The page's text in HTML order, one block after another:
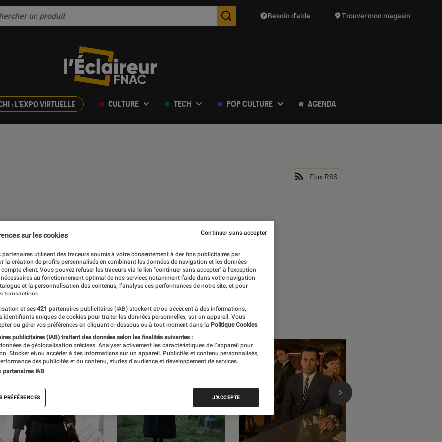
Des suggestions de produits vont vous être proposées
Besoin d’aide Trouver mon magasin
: L'EXPO VIRTUELLE CULTURE TECH POP CULTURE AGENDA
Flux RSS
Fnac. Découvrez les sorties, des
des critiques, mais aussi des
des enquêtes.
sur les cookies
partenaires utilisent des traceurs soumis à votre consentement à des fins publicitaires par
la création de profils personnalisés en combinant les données de navigation et les données
compte client. Vous pouvez refuser les traceurs via le lien "continuer sans accepter" à l’exception
au fonctionnement optimal de nos services notamment l’aide dans votre navigation
et la personnalisation des contenus, l’analyse des performances de notre site, et pour
transactions.
et ses 421 partenaires publicitaires (IAB) stockent et/ou accèdent à des informations,
identifiants uniques de cookies pour traiter les données personnelles, sur un appareil. Vous
ou gérer vos préférences en cliquant ci-dessous ou à tout moment dans la Politique Cookies.
publicitaires (IAB) traitent des données selon les finalités suivantes :
de géolocalisation précises. Analyser activement les caractéristiques de l’appareil pour
Stocker et/ou accéder à des informations sur un appareil. Publicités et contenu personnalisés,
des publicités et du contenu, études d’audience et développement de services.
partenaires IAB
PRÉFÉRENCES J'ACCEPTE
Continuer sans accepter